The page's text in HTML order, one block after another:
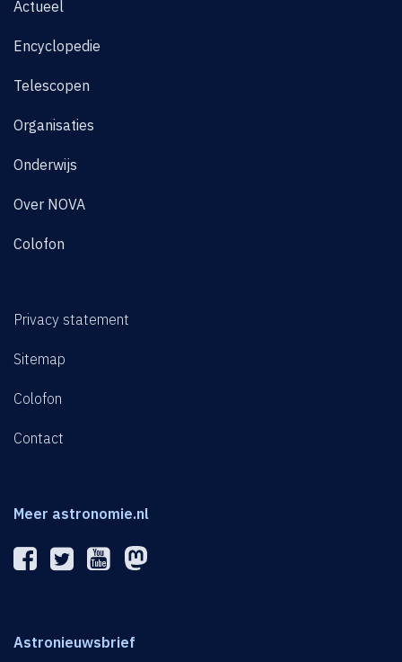
Actueel
Encyclopedie
Telescopen
Organisaties
Onderwijs
Over NOVA
Colofon
Privacy statement
Sitemap
Colofon
Contact
Meer astronomie.nl
Astronieuwsbrief